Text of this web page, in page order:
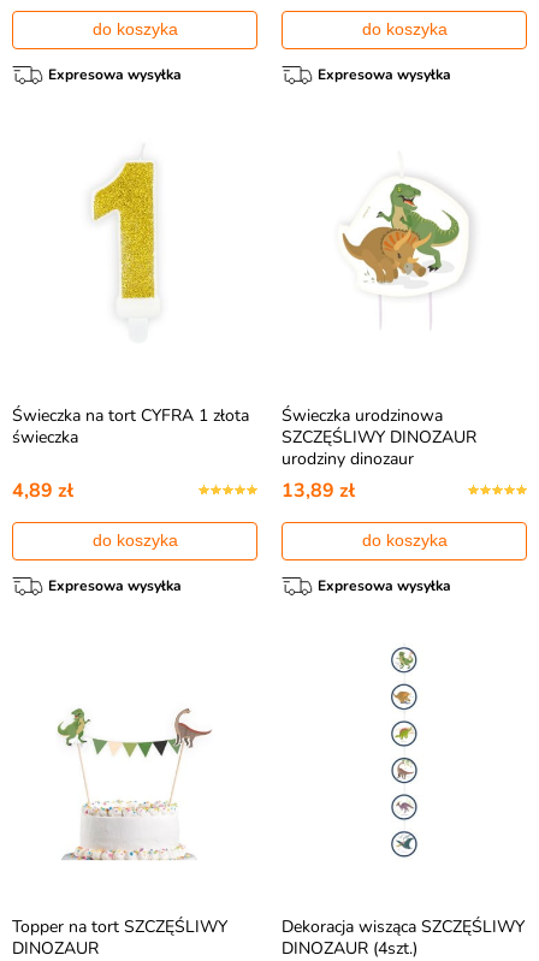
do koszyka
Expresowa wysyłka
do koszyka
Expresowa wysyłka
Świeczka na tort CYFRA 1 złota
świeczka
4,89 zł
do koszyka
Expresowa wysyłka
Świeczka urodzinowa
SZCZĘŚLIWY DINOZAUR
urodziny dinozaur
13,89 zł
do koszyka
Expresowa wysyłka
Topper na tort SZCZĘŚLIWY
DINOZAUR
Dekoracja wisząca SZCZĘŚLIWY
DINOZAUR (4szt.)